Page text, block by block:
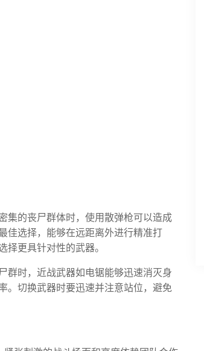
集的丧尸群体时，使用散弹枪可以造成
佳选择，能够在远距离外进行精准打
更具针对性的武器。
群时，近战武器如电锯能够迅速消灭身
。切换武器时要迅速并注意站位，避免